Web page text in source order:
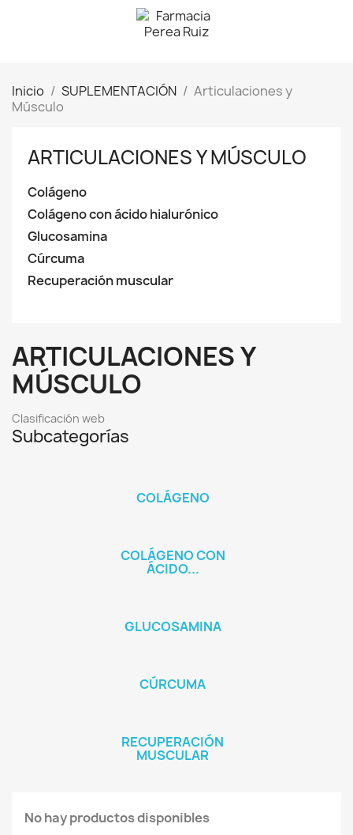
Inicio SUPLEMENTACIÓN
Articulaciones y
Músculo
ARTICULACIONES Y MÚSCULO
Colágeno
Colágeno con ácido hialurónico
Glucosamina
Cúrcuma
Recuperación muscular
ARTICULACIONES Y
MÚSCULO
Clasificación web
Subcategorías
COLÁGENO
COLÁGENO CON
ÁCIDO...
GLUCOSAMINA
CÚRCUMA
RECUPERACIÓN
MUSCULAR
No hay productos disponibles